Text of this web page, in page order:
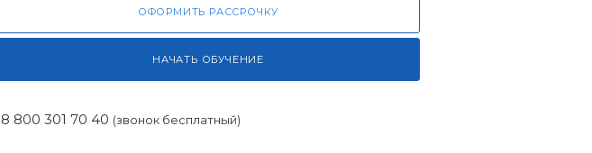
ОФОРМИТЬ РАССРОЧКУ
НАЧАТЬ ОБУЧЕНИЕ
8 800 301 70 40 (звонок бесплатный)